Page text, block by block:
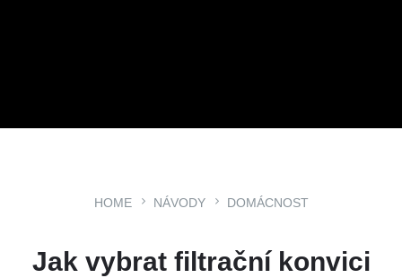
HOME NÁVODY DOMÁCNOST
Jak vybrat filtrační konvici